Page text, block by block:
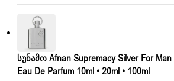
Სუნამო Afnan Supremacy Silver For Man
Eau De Parfum 10ml • 20ml • 100ml